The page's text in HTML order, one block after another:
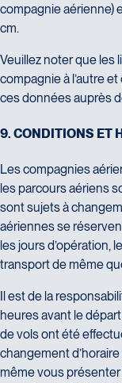
compagnie aérienne)
cm.
Veuillez noter que les
compagnie à l’autre
ces données auprès
9. CON D T ON S ET H
Les compagnies
les parcours aériens
sont sujets à
aériennes se
les jours d’opération,
transport de même
Il est de la
heures avant le
de vols ont été
changement
même vous présenter